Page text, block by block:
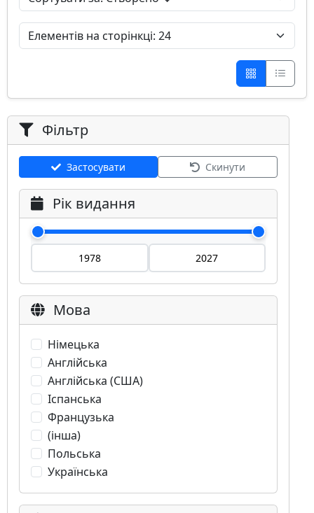
Фільтр
Застосувати Скинути
Рік видання
Мова
Німецька
Англійська
Англійська (США)
Іспанська
Французька
(інша)
Польська
Українська